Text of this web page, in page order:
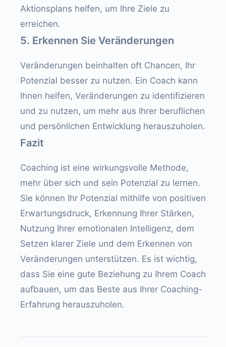
Aktionsplans helfen, um Ihre Ziele zu
erreichen.
5. Erkennen Sie Veränderungen
Veränderungen beinhalten oft Chancen, Ihr
Potenzial besser zu nutzen. Ein Coach kann
Ihnen helfen, Veränderungen zu identifizieren
und zu nutzen, um mehr aus Ihrer beruflichen
und persönlichen Entwicklung herauszuholen.
Fazit
Coaching ist eine wirkungsvolle Methode,
mehr über sich und sein Potenzial zu lernen.
Sie können Ihr Potenzial mithilfe von positiven
Erwartungsdruck, Erkennung Ihrer Stärken,
Nutzung Ihrer emotionalen Intelligenz, dem
Setzen klarer Ziele und dem Erkennen von
Veränderungen unterstützen. Es ist wichtig,
dass Sie eine gute Beziehung zu Ihrem Coach
aufbauen, um das Beste aus Ihrer Coaching-
Erfahrung herauszuholen.